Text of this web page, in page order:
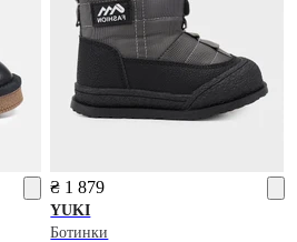
₴ 1 879
YUKI
Ботинки